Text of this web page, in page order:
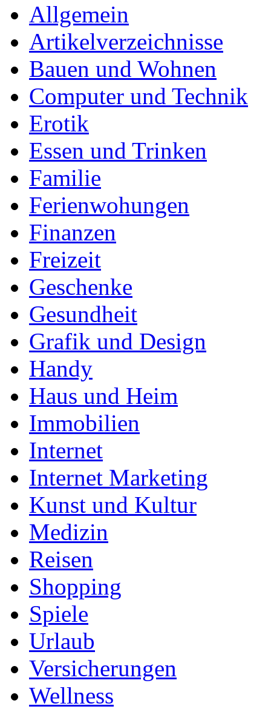
Allgemein
Artikelverzeichnisse
Bauen und Wohnen
Computer und Technik
Erotik
Essen und Trinken
Familie
Ferienwohungen
Finanzen
Freizeit
Geschenke
Gesundheit
Grafik und Design
Handy
Haus und Heim
Immobilien
Internet
Internet Marketing
Kunst und Kultur
Medizin
Reisen
Shopping
Spiele
Urlaub
Versicherungen
Wellness